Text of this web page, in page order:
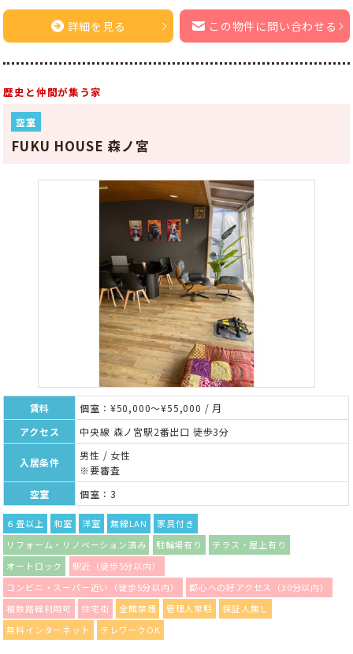
詳細を見る この物件に問い合わせる
歴史と仲間が集う家
空室
FUKU HOUSE 森ノ宮
賃料
個室：¥50,000～¥55,000 / 月
アクセス
中央線 森ノ宮駅2番出口 徒歩3分
入居条件
男性 / 女性
※要審査
空室
個室：3
６畳以上 和室 洋室 無線LAN
家具付き
リフォーム・リノベーション済み
駐輪場有り
テラス・屋上有り
オートロック
駅近（徒歩5分以内）
コンビニ・スーパー近い（徒歩5分以内）
都心への好アクセス（30分以内）
複数路線利用可
住宅街 全館禁煙 管理人常駐
保証人無し
無料インターネット
テレワークOK